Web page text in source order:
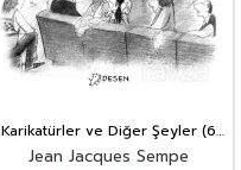
Karikatürler ve Diğer Şeyler (6
Kitap Set)
Jean Jacques Sempe